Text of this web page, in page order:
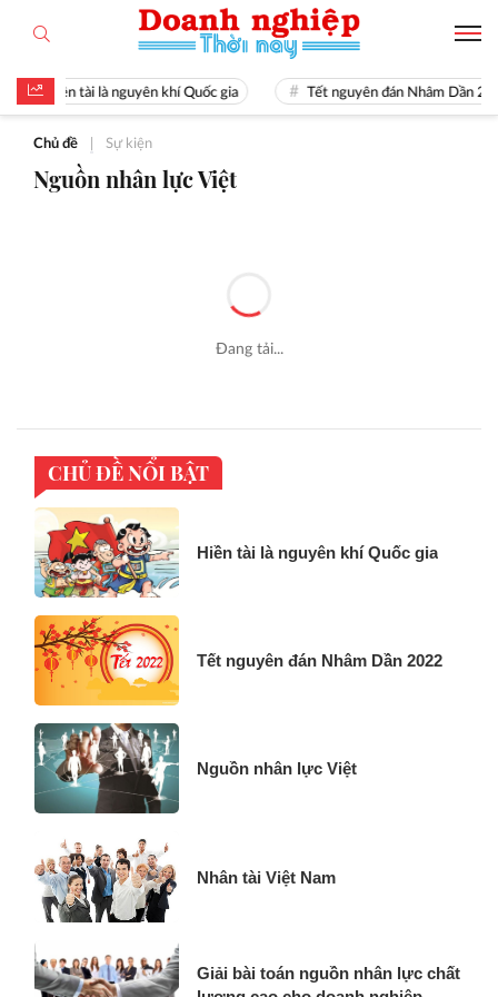
Hiền tài là nguyên khí Quốc gia Tết nguyên đán Nhâm Dần
Chủ đề Sự kiện
Nguồn nhân lực Việt
Đang tải...
CHỦ ĐỀ NỔI BẬT
Hiền tài là nguyên khí Quốc gia
Tết nguyên đán Nhâm Dần 2022
Nguồn nhân lực Việt
Nhân tài Việt Nam
Giải bài toán nguồn nhân lực chất